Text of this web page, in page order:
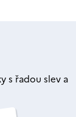
s řadou slev a